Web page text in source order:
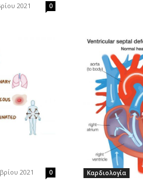
2021 0
2021 0 Καρδιολογία